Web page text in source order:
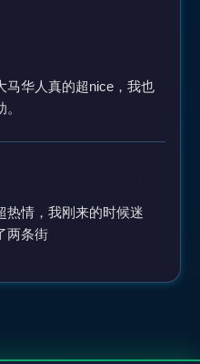
马华人真的超nice，我也
热情，我刚来的时候迷
两条街